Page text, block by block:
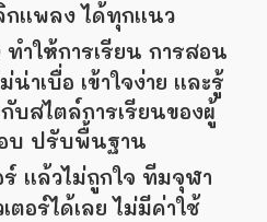
เเพลง ได้ทุกเเนว
ทำให้การเรียน การสอน
าเบื่อ เข้าใจง่าย เเละรู้
บสไตล์การเรียนของผู้
บ ปรับพื้นฐาน
เเล้วไม่ถูกใจ ทีมจุฬา
ตอร์ได้เลย ไม่มีค่าใช้